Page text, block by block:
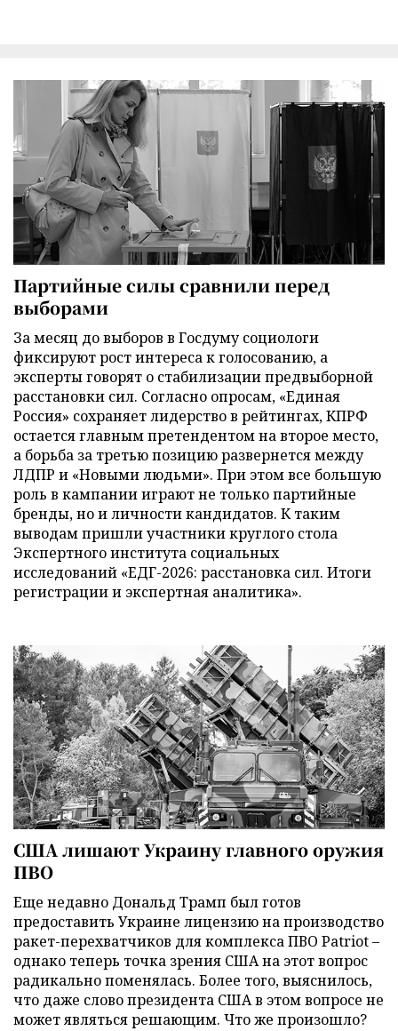
Партийные силы сравнили перед
выборами
За месяц до выборов в Госдуму социологи
фиксируют рост интереса к голосованию, а
эксперты говорят о стабилизации предвыборной
расстановки сил. Согласно опросам, «Единая
Россия» сохраняет лидерство в рейтингах, КПРФ
остается главным претендентом на второе место,
а борьба за третью позицию развернется между
ЛДПР и «Новыми людьми». При этом все большую
роль в кампании играют не только партийные
бренды, но и личности кандидатов. К таким
выводам пришли участники круглого стола
Экспертного института социальных
исследований «ЕДГ-2026: расстановка сил. Итоги
регистрации и экспертная аналитика».
США лишают Украину главного оружия
ПВО
Еще недавно Дональд Трамп был готов
предоставить Украине лицензию на производство
ракет-перехватчиков для комплекса ПВО Patriot –
однако теперь точка зрения США на этот вопрос
радикально поменялась. Более того, выяснилось,
что даже слово президента США в этом вопросе не
может являться решающим. Что же произошло?